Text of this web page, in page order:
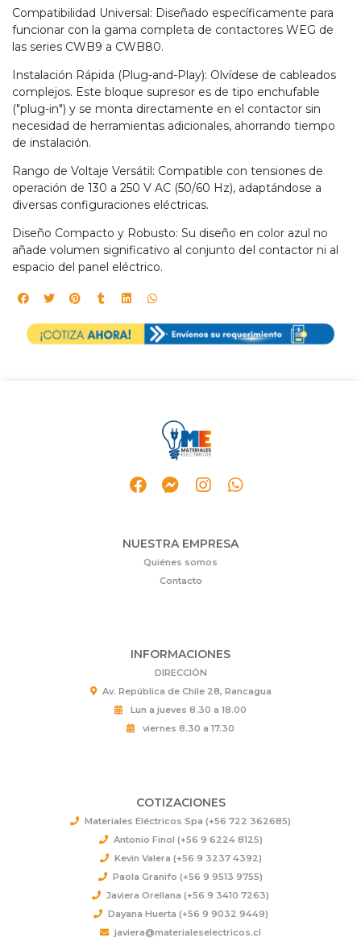
Compatibilidad Universal: Diseñado específicamente para
funcionar con la gama completa de contactores WEG de
las series CWB9 a CWB80.
Instalación Rápida (Plug-and-Play): Olvídese de cableados
complejos. Este bloque supresor es de tipo enchufable
("plug-in") y se monta directamente en el contactor sin
necesidad de herramientas adicionales, ahorrando tiempo
de instalación.
Rango de Voltaje Versátil: Compatible con tensiones de
operación de 130 a 250 V AC (50/60 Hz), adaptándose a
diversas configuraciones eléctricas.
Diseño Compacto y Robusto: Su diseño en color azul no
añade volumen significativo al conjunto del contactor ni al
espacio del panel eléctrico.
NUESTRA EMPRESA
Quiénes somos
Contacto
INFORMACIONES
DIRECCIÓN
Av. República de Chile 28, Rancagua
Lun a jueves 8.30 a 18.00
viernes 8.30 a 17.30
COTIZACIONES
Materiales Eléctricos Spa (+56 722 362685)
Antonio Finol (+56 9 6224 8125)
Kevin Valera (+56 9 3237 4392)
Paola Granifo (+56 9 9513 9755)
Javiera Orellana (+56 9 3410 7263)
Dayana Huerta (+56 9 9032 9449)
javiera@materialeselectricos.cl